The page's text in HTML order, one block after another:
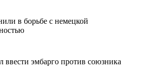
в борьбе с немецкой
ввести эмбарго против союзника